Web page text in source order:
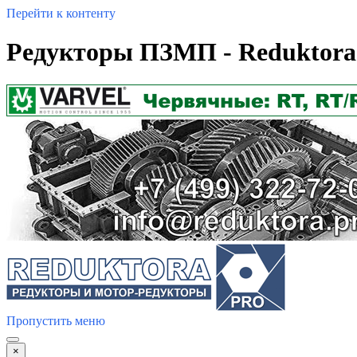
Перейти к контенту
Редукторы ПЗМП -
Пропустить меню
×